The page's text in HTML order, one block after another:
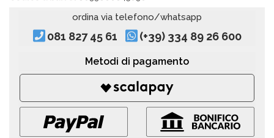
ordina via telefono/whatsapp
081 827 45 61 (+39) 334 89 26 600
Metodi di pagamento